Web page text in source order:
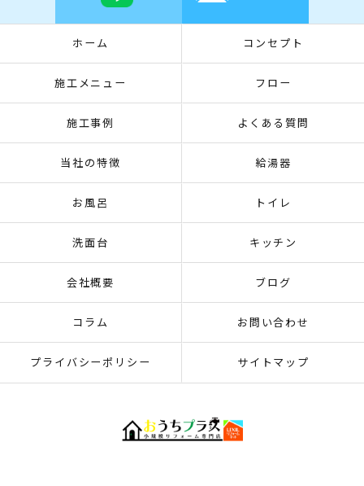
ホーム コンセプト
施工メニュー フロー
施工事例 よくある質問
当社の特徴 給湯器
お風呂 トイレ
洗面台 キッチン
会社概要 ブログ
コラム お問い合わせ
プライバシーポリシー サイトマップ